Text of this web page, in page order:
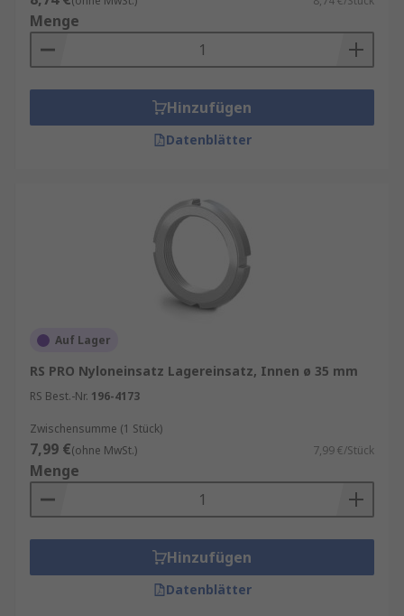
Menge
Hinzufügen
Datenblätter
Auf Lager
RS PRO Nyloneinsatz Lagereinsatz, Innen ø 35 mm
RS Best.-Nr. 196-4173
Zwischensumme (1 Stück)
7,99 €(ohne MwSt.) 7,99 €/Stück
Menge
Hinzufügen
Datenblätter